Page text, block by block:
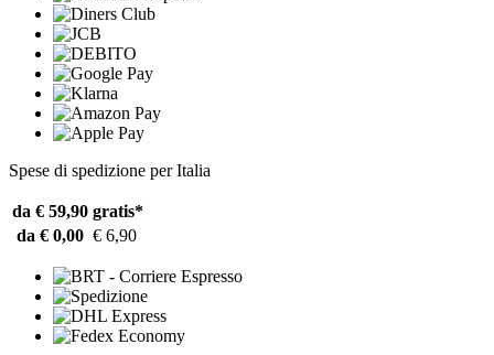
Spese di spedizione per Italia
da € 59,90 gratis*
da € 0,00 € 6,90